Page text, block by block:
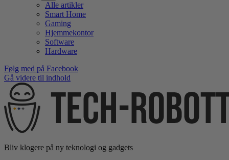
Alle artikler
Smart Home
Gaming
Hjemmekontor
Software
Hardware
Følg med på Facebook
Gå videre til indhold
Bliv klogere på ny teknologi og gadgets